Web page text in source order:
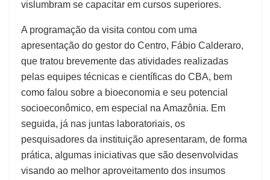
vislumbram se capacitar em cursos superiores.
A programação da visita contou com uma
apresentação do gestor do Centro, Fábio Calderaro,
que tratou brevemente das atividades realizadas
pelas equipes técnicas e científicas do CBA, bem
como falou sobre a bioeconomia e seu potencial
socioeconômico, em especial na Amazônia. Em
seguida, já nas juntas laboratoriais, os
pesquisadores da instituição apresentaram, de forma
prática, algumas iniciativas que são desenvolvidas
visando ao melhor aproveitamento dos insumos